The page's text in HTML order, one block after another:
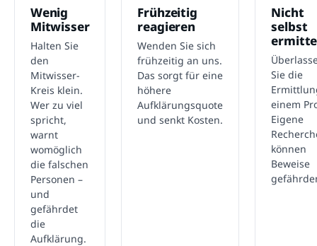
Wenig
Mitwisser
Halten Sie
den
Mitwisser-
Kreis klein.
Wer zu viel
spricht,
warnt
womöglich
die falschen
Personen –
und
gefährdet
die
Aufklärung.
Frühzeitig
reagieren
Wenden Sie sich
frühzeitig an uns.
Das sorgt für eine
höhere
Aufklärungsquote
und senkt Kosten.
Nicht
selbst
Sie die
einem
Eigene
können
Beweise